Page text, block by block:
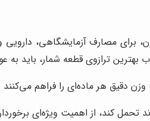
برای مصارف آزمایشگاهی،
بهترین ترازوی قطعه شمار، باید به
وزن دقیق هر ماده‌ای را فراهم
تحمل کند، از اهمیت ویژه‌ای